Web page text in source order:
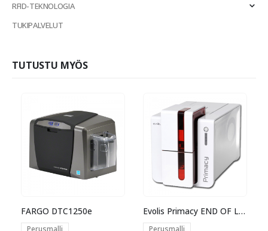
RFID-TEKNOLOGIA
TUKIPALVELUT
TUTUSTU MYÖS
FARGO DTC1250e
Perusmalli
Evolis Primacy END OF LIFE
Perusmalli